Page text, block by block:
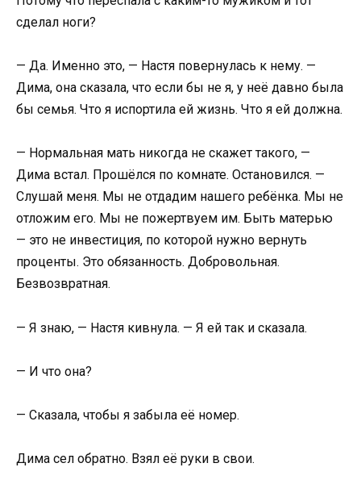
сделал ноги?
— Да. Именно это, — Настя повернулась к нему. —
Дима, она сказала, что если бы не я, у неё давно была
бы семья. Что я испортила ей жизнь. Что я ей должна.
— Нормальная мать никогда не скажет такого, —
Дима встал. Прошёлся по комнате. Остановился. —
Слушай меня. Мы не отдадим нашего ребёнка. Мы не
отложим его. Мы не пожертвуем им. Быть матерью
— это не инвестиция, по которой нужно вернуть
проценты. Это обязанность. Добровольная.
Безвозвратная.
— Я знаю, — Настя кивнула. — Я ей так и сказала.
— И что она?
— Сказала, чтобы я забыла её номер.
Дима сел обратно. Взял её руки в свои.